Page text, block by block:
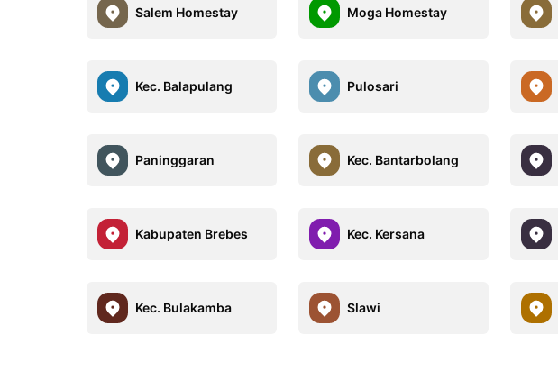
Salem Homestay Moga Homestay
Kec. Balapulang Pulosari
Paninggaran Kec. Bantarbolang
Kabupaten Brebes Kec. Kersana
Kec. Bulakamba Slawi